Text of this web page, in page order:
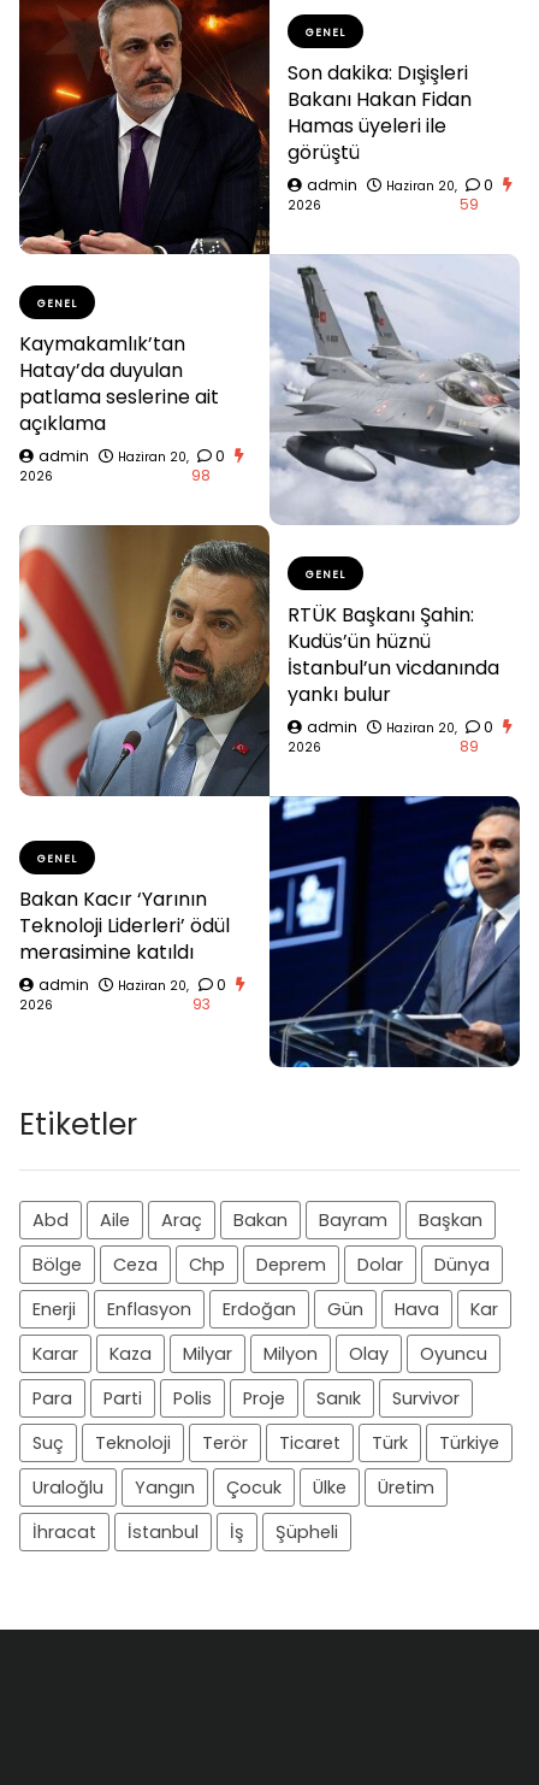
GENEL
Son dakika: Dışişleri
Bakanı Hakan Fidan
Hamas üyeleri ile
görüştü
admin
Haziran 20,
2026
0
59
GENEL
Kaymakamlık’tan
Hatay’da duyulan
patlama seslerine ait
açıklama
admin
Haziran 20,
2026
0
98
GENEL
RTÜK Başkanı Şahin:
Kudüs’ün hüznü
İstanbul’un vicdanında
yankı bulur
admin
Haziran 20,
2026
0
89
GENEL
Bakan Kacır ‘Yarının
Teknoloji Liderleri’ ödül
merasimine katıldı
admin
Haziran 20,
2026
0
93
Etiketler
Abd Aile Araç Bakan Bayram
Başkan
Bölge
Ceza Chp Deprem Dolar
Dünya
Enerji
Enflasyon Erdoğan Gün Hava
Kar
Karar
Kaza Milyar Milyon Olay
Oyuncu
Para
Parti Polis Proje Sanık
Survivor
Suç
Teknoloji Terör Ticaret Türk
Türkiye
Uraloğlu
Yangın Çocuk Ülke
Üretim
İhracat
İstanbul İş Şüpheli